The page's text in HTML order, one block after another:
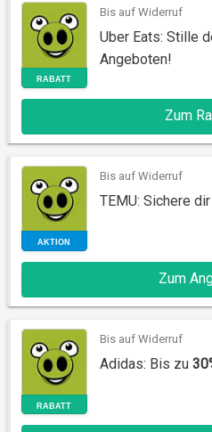
RABATT
Bis auf Widerruf
Uber Eats: Stille
Angeboten!
Zum
AKTION
Bis auf Widerruf
TEMU: Sichere
Zum
Bis auf Widerruf
Adidas: Bis zu